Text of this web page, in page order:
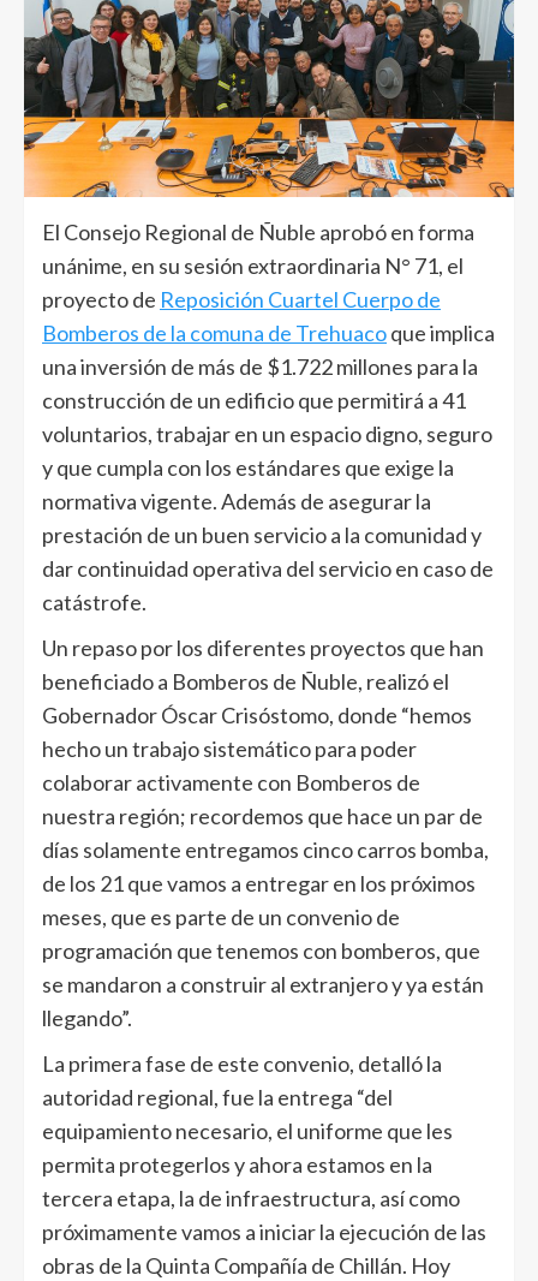
El Consejo Regional de Ñuble aprobó en forma
unánime, en su sesión extraordinaria N° 71, el
proyecto de Reposición Cuartel Cuerpo de
Bomberos de la comuna de Trehuacoque implica
una inversión de más de $1.722 millones para la
construcción de un edificio que permitirá a 41
voluntarios, trabajar en un espacio digno, seguro
y que cumpla con los estándares que exige la
normativa vigente. Además de asegurar la
prestación de un buen servicio a la comunidad y
dar continuidad operativa del servicio en caso de
catástrofe.
Un repaso por los diferentes proyectos que han
beneficiado a Bomberos de Ñuble, realizó el
Gobernador Óscar Crisóstomo, donde “hemos
hecho un trabajo sistemático para poder
colaborar activamente con Bomberos de
nuestra región; recordemos que hace un par de
días solamente entregamos cinco carros bomba,
de los 21 que vamos a entregar en los próximos
meses, que es parte de un convenio de
programación que tenemos con bomberos, que
se mandaron a construir al extranjero y ya están
llegando”.
La primera fase de este convenio, detalló la
autoridad regional, fue la entrega “del
equipamiento necesario, el uniforme que les
permita protegerlos y ahora estamos en la
tercera etapa, la de infraestructura, así como
próximamente vamos a iniciar la ejecución de las
obras de la Quinta Compañía de Chillán. Hoy